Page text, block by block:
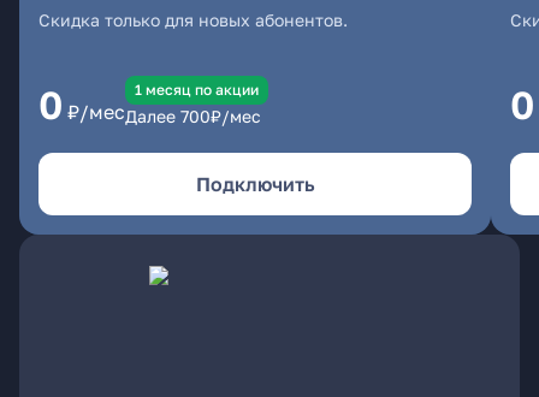
Скидка только для новых абонентов.
0 ₽/мес
1 месяц по акции
Далее 700₽/мес
Подключить
0